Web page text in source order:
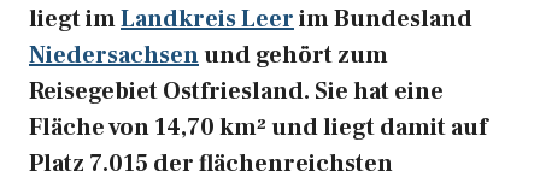
liegt imLandkreis Leerim Bundesland
Niedersachsenund gehört zum
Reisegebiet Ostfriesland. Sie hat eine
Fläche von 14,70 km² und liegt damit auf
Platz 7.015 der flächenreichsten